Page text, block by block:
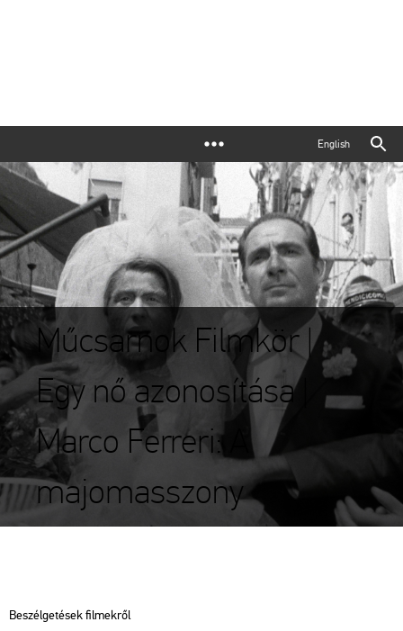
English
Műcsarnok Filmkör |
Egy nő azonosítása |
Marco Ferreri: A
majomasszony
Be­szél­ge­té­sek fil­mek­ről